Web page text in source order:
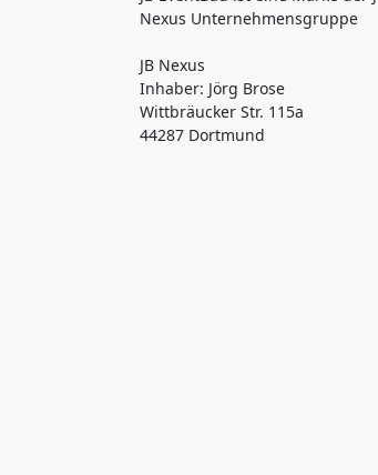
Nexus Unternehmensgruppe
JB Nexus
Inhaber: Jörg Brose
Wittbräucker Str. 115a
44287 Dortmund